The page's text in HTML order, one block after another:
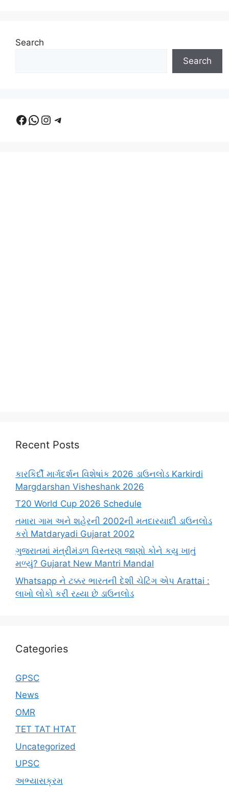
Search
Search
Facebook
WhatsApp
Instagram
Telegram
Recent Posts
કારકિર્દી માર્ગદર્શન વિશેષાંક 2026 ડાઉનલોડ Karkirdi
Margdarshan Visheshank 2026
T20 World Cup 2026 Schedule
તમારા ગામ અને શહેરની 2002ની મતદારયાદી ડાઉનલોડ
કરો Matdaryadi Gujarat 2002
ગુજરાતમાં મંત્રીમંડળ વિસ્તરણ જાણો કોને કયુ ખાતું
મળ્યું? Gujarat New Mantri Mandal
Whatsapp ને ટક્કર ભારતની દેશી ચેટિંગ એપ Arattai :
લાખો લોકો કરી રહ્યા છે ડાઉનલોડ
Categories
GPSC
News
OMR
TET TAT HTAT
Uncategorized
UPSC
અભ્યાસક્રમ